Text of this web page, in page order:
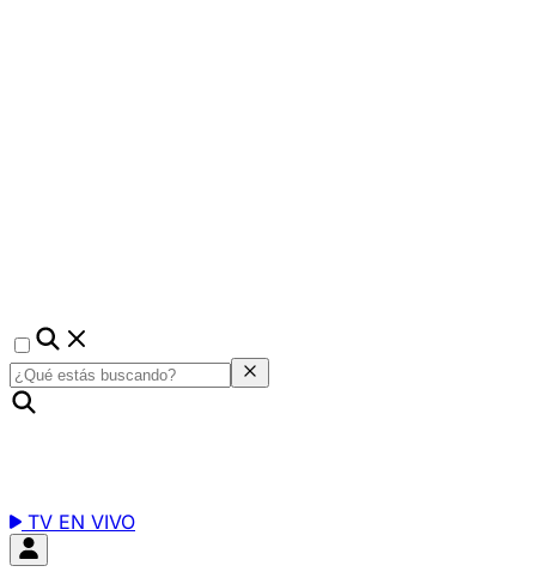
TV EN VIVO